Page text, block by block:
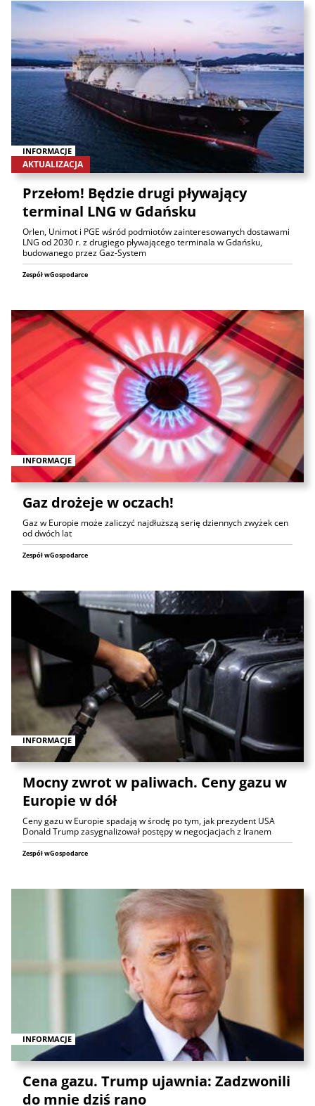
INFORMACJE
AKTUALIZACJA
Przełom! Będzie drugi pływający
terminal LNG w Gdańsku
Orlen, Unimot i PGE wśród podmiotów zainteresowanych dostawami
LNG od 2030 r. z drugiego pływającego terminala w Gdańsku,
budowanego przez Gaz-System
Zespół wGospodarce
INFORMACJE
Gaz drożeje w oczach!
Gaz w Europie może zaliczyć najdłuższą serię dziennych zwyżek cen
od dwóch lat
Zespół wGospodarce
INFORMACJE
Mocny zwrot w paliwach. Ceny gazu w
Europie w dół
Ceny gazu w Europie spadają w środę po tym, jak prezydent USA
Donald Trump zasygnalizował postępy w negocjacjach z Iranem
Zespół wGospodarce
INFORMACJE
Cena gazu. Trump ujawnia: Zadzwonili
do mnie dziś rano